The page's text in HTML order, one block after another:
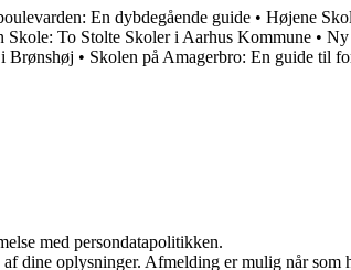
En dybdegående guide • Højene
Skole: To Stolte Skoler i Aarhus Kommune • Ny
Brønshøj • Skolen på Amagerbro: En guide til
med persondatapolitikken.
dine oplysninger. Afmelding er mulig når som